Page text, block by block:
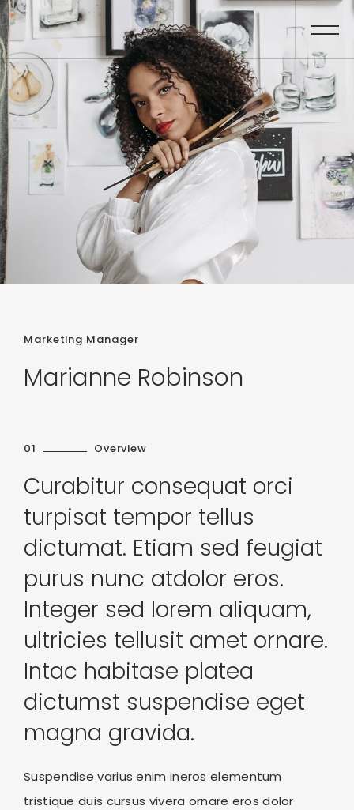
Marketing Manager
Marianne Robinson
01 Overview
Curabitur consequat orci
turpisat tempor tellus
dictumat. Etiam sed feugiat
purus nunc atdolor eros.
Integer sed lorem aliquam,
ultricies tellusit amet ornare.
Intac habitase platea
dictumst suspendise eget
magna gravida.
Suspendise varius enim ineros elementum
tristique duis cursus vivera ornare eros dolor